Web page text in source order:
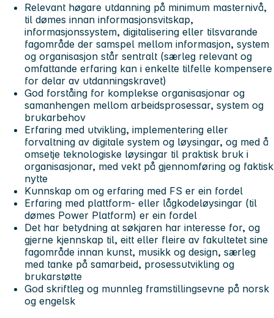
Relevant høgare utdanning på minimum masternivå,
til dømes innan informasjonsvitskap,
informasjonssystem, digitalisering eller tilsvarande
fagområde der samspel mellom informasjon, system
og organisasjon står sentralt (særleg relevant og
omfattande erfaring kan i enkelte tilfelle kompensere
for delar av utdanningskravet)
God forståing for komplekse organisasjonar og
samanhengen mellom arbeidsprosessar, system og
brukarbehov
Erfaring med utvikling, implementering eller
forvaltning av digitale system og løysingar, og med å
omsetje teknologiske løysingar til praktisk bruk i
organisasjonar, med vekt på gjennomføring og faktisk
nytte
Kunnskap om og erfaring med FS er ein fordel
Erfaring med plattform- eller lågkodeløysingar (til
dømes Power Platform) er ein fordel
Det har betydning at søkjaren har interesse for, og
gjerne kjennskap til, eitt eller fleire av fakultetet sine
fagområde innan kunst, musikk og design, særleg
med tanke på samarbeid, prosessutvikling og
brukarstøtte
God skriftleg og munnleg framstillingsevne på norsk
og engelsk